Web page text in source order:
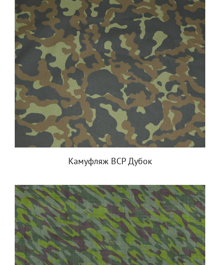
Камуфляж ВСР Дубок